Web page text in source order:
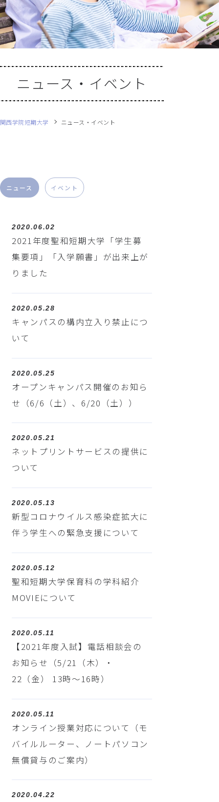
ニュース・イベント
関西学院短期大学 ニュース・イベント
ニュース イベント
2020.06.02
2021年度聖和短期大学「学生募
集要項」「入学願書」が出来上が
りました
2020.05.28
キャンパスの構内立入り禁止につ
いて
2020.05.25
オープンキャンパス開催のお知ら
せ（6/6（土）、6/20（土））
2020.05.21
ネットプリントサービスの提供に
ついて
2020.05.13
新型コロナウイルス感染症拡大に
伴う学生への緊急支援について
2020.05.12
聖和短期大学保育科の学科紹介
MOVIEについて
2020.05.11
【2021年度入試】電話相談会の
お知らせ（5/21（木）・
22（金） 13時～16時）
2020.05.11
オンライン授業対応について（モ
バイルルーター、ノートパソコン
無償貸与のご案内）
2020.04.22